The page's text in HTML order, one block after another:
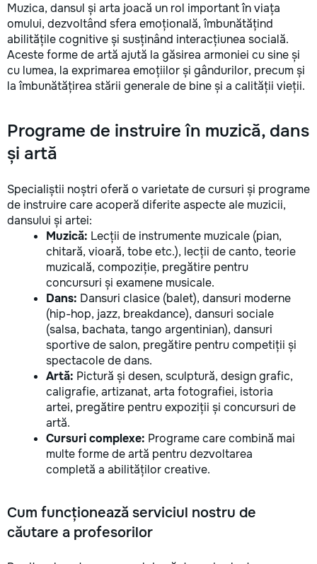
Muzica, dansul și arta joacă un rol important în viața
omului, dezvoltând sfera emoțională, îmbunătățind
abilitățile cognitive și susținând interacțiunea socială.
Aceste forme de artă ajută la găsirea armoniei cu sine și
cu lumea, la exprimarea emoțiilor și gândurilor, precum și
la îmbunătățirea stării generale de bine și a calității vieții.
Programe de instruire în muzică, dans
și artă
Specialiștii noștri oferă o varietate de cursuri și programe
de instruire care acoperă diferite aspecte ale muzicii,
dansului și artei:
Muzică: Lecții de instrumente muzicale (pian,
chitară, vioară, tobe etc.), lecții de canto, teorie
muzicală, compoziție, pregătire pentru
concursuri și examene musicale.
Dans: Dansuri clasice (balet), dansuri moderne
(hip-hop, jazz, breakdance), dansuri sociale
(salsa, bachata, tango argentinian), dansuri
sportive de salon, pregătire pentru competiții și
spectacole de dans.
Artă: Pictură și desen, sculptură, design grafic,
caligrafie, artizanat, arta fotografiei, istoria
artei, pregătire pentru expoziții și concursuri de
artă.
Cursuri complexe: Programe care combină mai
multe forme de artă pentru dezvoltarea
completă a abilităților creative.
Cum funcționează serviciul nostru de
căutare a profesorilor